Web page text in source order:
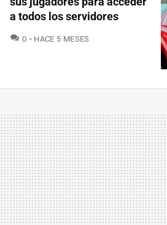
a todos los servidores
0 COMENTARIOS
HACE 5 MESES